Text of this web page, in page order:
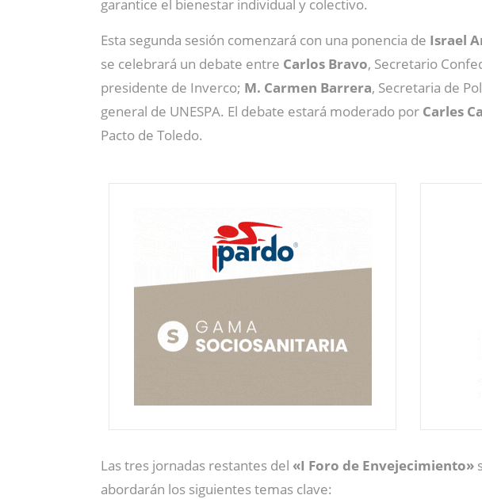
garantice el bienestar individual y colectivo.
Esta segunda sesión comenzará con una ponencia de Israel
se celebrará un debate entre Carlos Bravo, Secretario
presidente de Inverco; M. Carmen Barrera, Secretaria de
general de UNESPA. El debate estará moderado por Carles
Pacto de Toledo.
Las tres jornadas restantes del «I Foro de Envejecimiento»
abordarán los siguientes temas clave: